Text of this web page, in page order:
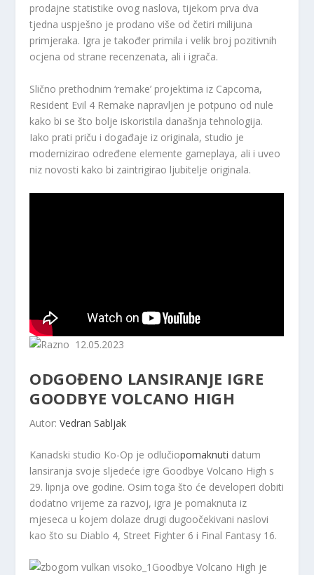
prodajne statistike ovog naslova, tijekom prva dva
tjedna uspješno je prodano više od četiri milijuna
primjeraka. Igra je također primila i velik broj pozitivnih
ocjena od strane recenzenata, ali i igrača.
Slično prethodnim ‘remake’ projektima iz Capcoma,
Resident Evil 4 Remake napravljen je potpuno od nule
kako bi se što bolje iskoristila današnja tehnologija.
Iako prati priču i događaje iz originala, studio je
modernizirao određene elemente gameplaya, ali i uveo
niz novosti kako bi zaintrigirao ljubitelje originala.
12.05.2023
ODGOĐENO LANSIRANJE IGRE
GOODBYE VOLCANO HIGH
Autor:Vedran Sabljak
Kanadski studio Ko-Op je odlučiopomaknuti datum
lansiranja svoje sljedeće igre Goodbye Volcano High s
29. lipnja ove godine. Osim toga što će developeri dobiti
dodatno vrijeme za razvoj, igra je pomaknuta iz
mjeseca u kojem dolaze drugi dugoočekivani naslovi
kao što su Diablo 4, Street Fighter 6 i Final Fantasy 16.
Goodbye Volcano High je